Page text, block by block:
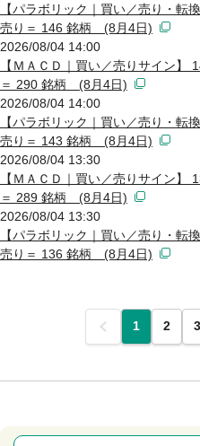
【パラボリック｜買い／売り・
売り＝ 146 銘柄 (8月4日)
2026/08/04 14:00
【ＭＡＣＤ｜買い／売りサイン
＝ 290 銘柄 (8月4日)
2026/08/04 14:00
【パラボリック｜買い／売り・
売り＝ 143 銘柄 (8月4日)
2026/08/04 13:30
【ＭＡＣＤ｜買い／売りサイン
＝ 289 銘柄 (8月4日)
2026/08/04 13:30
【パラボリック｜買い／売り・
売り＝ 136 銘柄 (8月4日)
前 1 2 3